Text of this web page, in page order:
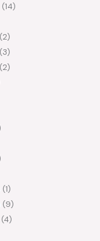
14
2
3
2
1
9
4